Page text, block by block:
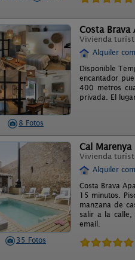
8 Fotos
Costa Brava
Vivienda
Alquiler
Disponible
encantador
400 metros
privada. El
35 Fotos
Cal Marenya
Vivienda
Alquiler
Costa Brava
15 minutos.
manzana de
salir a la calle,
email.